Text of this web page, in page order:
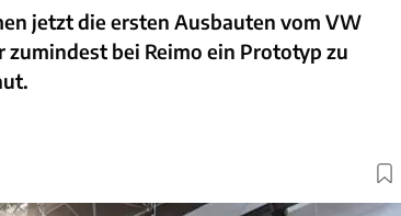
jetzt die ersten Ausbauten vom VW
zumindest bei Reimo ein Prototyp zu